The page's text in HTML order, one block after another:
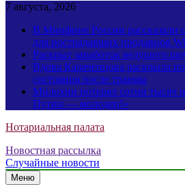
7 августа, 2026
В Минфине России рассказали
для пострадавших продавцов
Раскрыт заработок ведущего
Вдова Караченцова раскрыла
состояния после травмы
Милохин потерял сотни тысяч
Путин — молодец!»
Нотариальная палата
Новостная рассылка
Случайные новости
Меню